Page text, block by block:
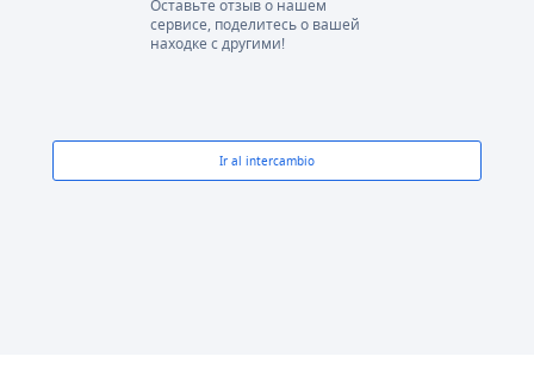
Оставьте отзыв о нашем
сервисе, поделитесь о вашей
находке с другими!
Ir al intercambio